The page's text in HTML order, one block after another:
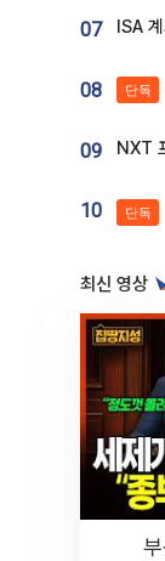
07 ISA
08 단독
09
10 단독
최신 영상